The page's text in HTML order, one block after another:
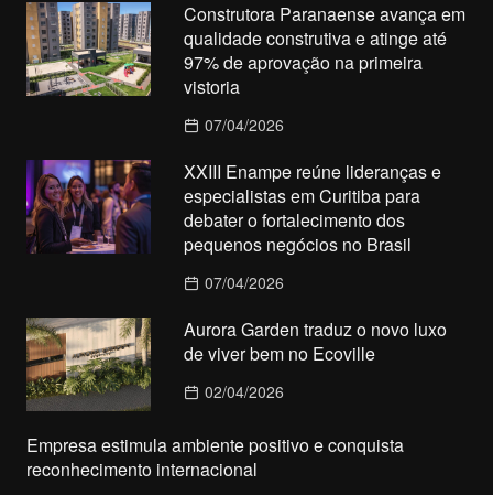
Construtora Paranaense avança em
qualidade construtiva e atinge até
97% de aprovação na primeira
vistoria
07/04/2026
XXIII Enampe reúne lideranças e
especialistas em Curitiba para
debater o fortalecimento dos
pequenos negócios no Brasil
07/04/2026
Aurora Garden traduz o novo luxo
de viver bem no Ecoville
02/04/2026
Empresa estimula ambiente positivo e conquista
reconhecimento internacional